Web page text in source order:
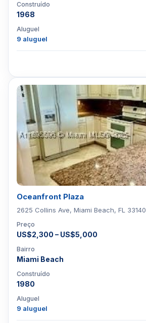
Construído
1968
Aluguel
9 aluguel
Oceanfront Plaza
2625 Collins Ave, Miami Beach, FL 33140
Preço
US$2,300 – US$5,000
Bairro
Miami Beach
Construído
1980
Aluguel
9 aluguel